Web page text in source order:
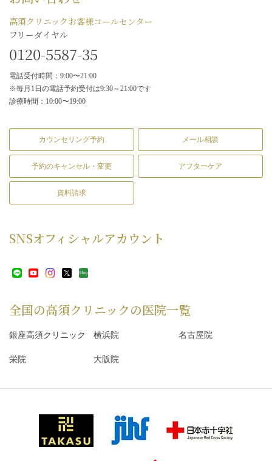
高須クリニックお客様コールセンター
フリーダイヤル
0120-5587-35
電話受付時間：9:00〜21:00
※毎月1日の電話予約受付は9:30～21:00です
診療時間：10:00〜19:00
カウンセリング予約 メール相談
予約のキャンセル・変更 アフターケア
資料請求
SNSオフィシャルアカウント
全国の高須クリニックの医院一覧
銀座高須クリニック 横浜院 名古屋院
栄院 大阪院